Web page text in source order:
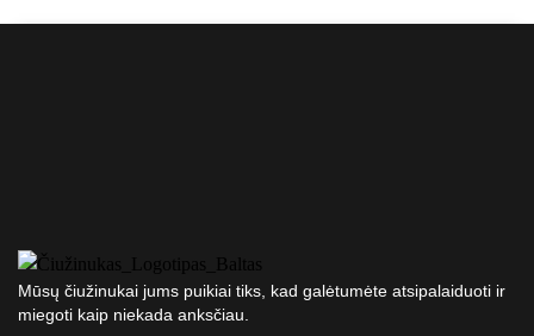
Mūsų čiužinukai jums puikiai tiks, kad galėtumėte atsipalaiduoti ir
miegoti kaip niekada anksčiau.